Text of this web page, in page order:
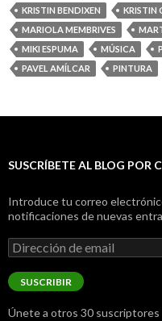
KRISTIN BENDIXEN
KRISTIN
MARIOLA MEMBRIVES
MIKI ESPUMA
MÚSICA
PAVEL AMÍLCAR
PINTURA
SUSCRÍBETE AL BLOG POR
Introduce tu correo
notificaciones de nuevas
Dirección
de
email
SUSCRIBIR
Únete a otros 30 suscriptores